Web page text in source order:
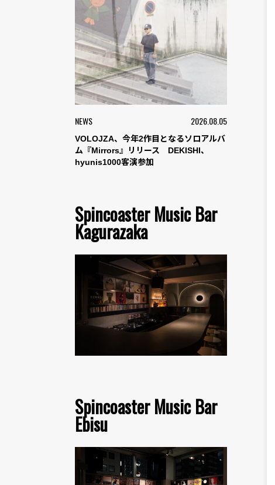
NEWS 2026.08.05
VOLOJZA、今年2作目となるソロアルバ
ム『Mirrors』リリース DEKISHI、
hyunis1000客演参加
Spincoaster Music Bar
Kagurazaka
Spincoaster Music Bar
Ebisu